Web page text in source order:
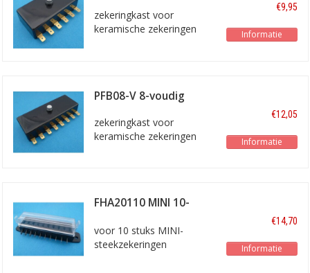
zekeringkast voor
keramische zekeringen
€9,95
Informatie
PFB08-V 8-voudig
zekeringkast voor
keramische zekeringen
€12,05
Informatie
FHA20110 MINI 10-
voor 10 stuks MINI-
steekzekeringen
€14,70
Informatie